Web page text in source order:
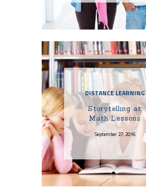
DISTANCE LEARNING
Storytelling at
Math Lessons
September 27, 2016